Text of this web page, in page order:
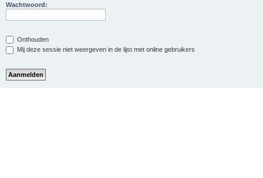
Wachtwoord:
Onthouden
Mij deze sessie niet weergeven in de lijst met online gebruikers